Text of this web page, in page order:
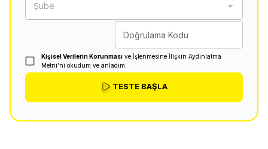
Şube
Doğrulama Kodu
Kişisel Verilerin Korunması ve İşlenmesine İlişkin Aydınlatma
Metni'ni okudum ve anladım.
TESTE BAŞLA